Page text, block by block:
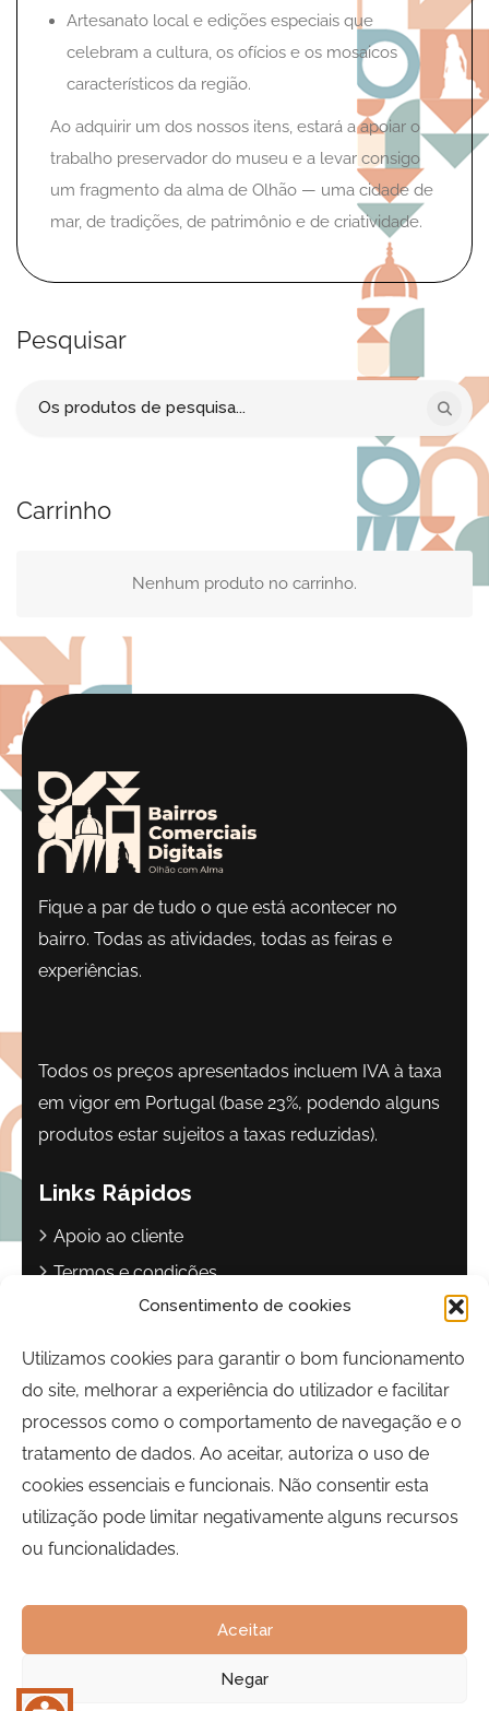
Consentimento de cookies
Utilizamos cookies para garantir o bom funcionamento
do site, melhorar a experiência do utilizador e facilitar
processos como o comportamento de navegação e o
tratamento de dados. Ao aceitar, autoriza o uso de
cookies essenciais e funcionais. Não consentir esta
utilização pode limitar negativamente alguns recursos
ou funcionalidades.
Aceitar
Negar
Artesanato local e edições especiais que
celebram a cultura, os ofícios e os mosaicos
característicos da região.
Ao adquirir um dos nossos itens, estará a apoiar o
trabalho preservador do museu e a levar consigo
um fragmento da alma de Olhão — uma cidade de
mar, de tradições, de patrimônio e de criatividade.
Pesquisar
Carrinho
Nenhum produto no carrinho.
Fique a par de tudo o que está acontecer no
bairro. Todas as atividades, todas as feiras e
experiências.
Todos os preços apresentados incluem IVA à taxa
em vigor em Portugal (base 23%, podendo alguns
produtos estar sujeitos a taxas reduzidas).
Links Rápidos
Apoio ao cliente
Termos e condições
Política de privacidade
Contactos
Largo Sebastião Martins Mestre
8700-349, Olhão, Portugal
Horário:Segunda a Sexta-feira | 09h00 às 17h00
bairrocomalma@cm-olhao.pt